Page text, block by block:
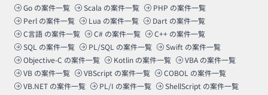
Go の案件一覧 Scala の案件一覧 PHP の案件一覧
Perl の案件一覧 Lua の案件一覧 Dart の案件一覧
C言語 の案件一覧 C# の案件一覧 C++ の案件一覧
SQL の案件一覧 PL/SQL の案件一覧 Swift の案件一覧
Objective-C の案件一覧 Kotlin の案件一覧 VBA の案件一覧
VB の案件一覧 VBScript の案件一覧 COBOL の案件一覧
VB.NET の案件一覧 PL/I の案件一覧 ShellScript の案件一覧